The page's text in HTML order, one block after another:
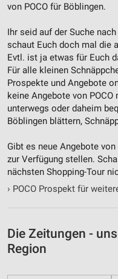
von POCO für Böblingen.
Ihr seid auf der Suche
schaut Euch doch mal die
Evtl. ist ja etwas für Euch
Für alle kleinen
Prospekte und Angebote
keine Angebote von
unterwegs oder daheim
Böblingen blättern,
Gibt es neue Angebote
zur Verfügung stellen.
nächsten Shopping-Tour
› POCO Prospekt für
Die Zeitungen -
Region